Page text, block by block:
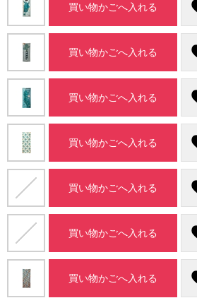
買い物かごへ入れる
買い物かごへ入れる
買い物かごへ入れる
買い物かごへ入れる
買い物かごへ入れる
買い物かごへ入れる
買い物かごへ入れる